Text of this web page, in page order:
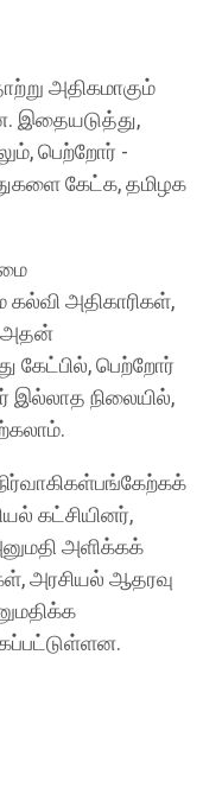
அதிகமாகும்
இதையடுத்து,
பெற்றோர் -
கேட்க, தமிழக
அதிகாரிகள்,
அதன்
கேட்பில், பெற்றோர்
இல்லாத நிலையில்,
கட்சியினர்,
அளிக்கக்
அரசியல் ஆதரவு